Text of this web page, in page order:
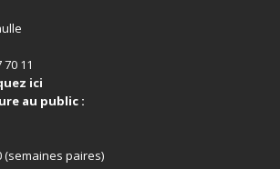
11
ici
au public :
(semaines paires)